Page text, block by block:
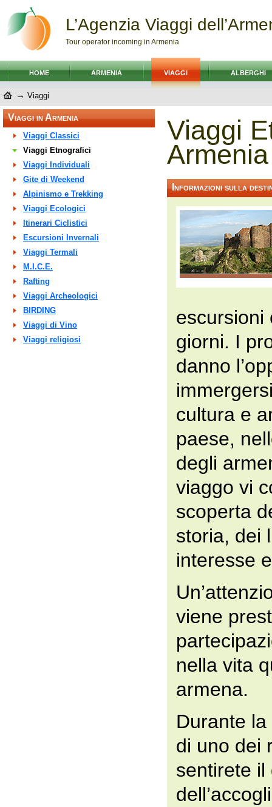
L’Agenzia Viaggi
Tour operator incoming in Armenia
HOME ARMENIA VIAGGI ALBERGHI
→ Viaggi
Viaggi in Armenia
Viaggi Classici
Viaggi Etnografici
Viaggi Individuali
Gite di Weekend
Alpinismo e Trekking
Viaggi Ecologici
Itinerari Ciclistici
Escursioni Invernali
Viaggi Termali
M.I.C.E.
Rafting
Viaggi Archeologici
BIRDING
Viaggi di Vino
Viaggi religiosi
Viaggi
Armenia
Informazioni sulla
escursioni
giorni. I
danno
cultura e
paese,
degli
viaggo vi
scoperta
storia, dei
interesse
viene
nella vita
armena.
Durante
di uno dei
sentirete il